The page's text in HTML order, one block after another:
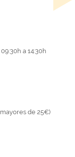
a 14:30h
de 25€)